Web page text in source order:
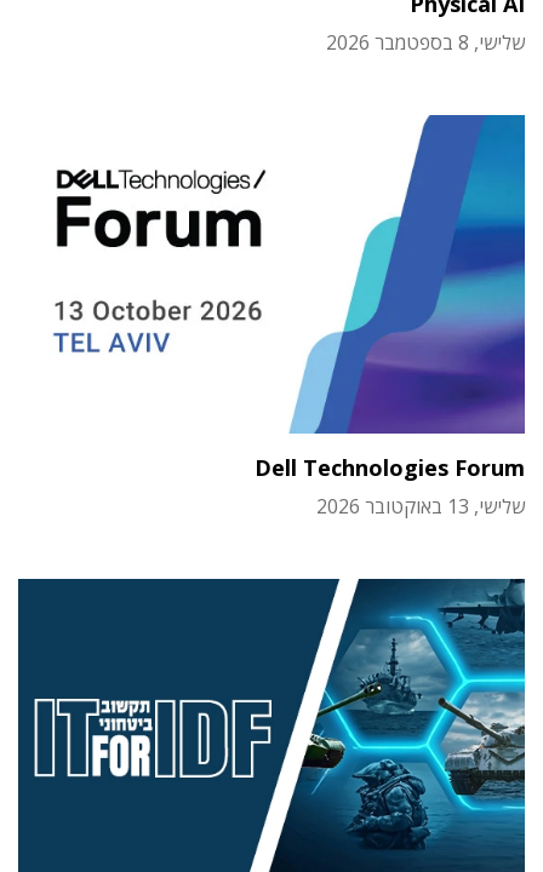
שלישי, 8 בספטמבר 2026
Dell Technologies Forum
שלישי, 13 באוקטובר 2026